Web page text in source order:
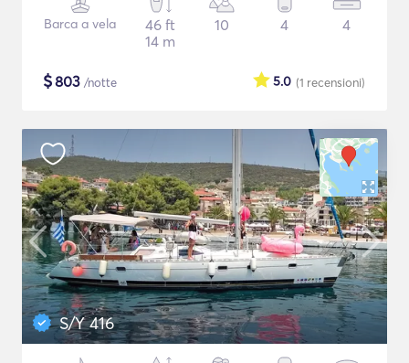
Barca a vela
46 ft
14 m
10 4 4
$803 /notte (1 recensioni)
5.0
S/Y 416